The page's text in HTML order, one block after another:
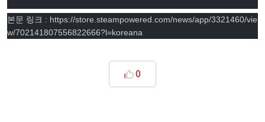
본문 링크 : https://store.steampowered.com/news/app/3321460/vie
w/702141807556822666?l=koreana
0